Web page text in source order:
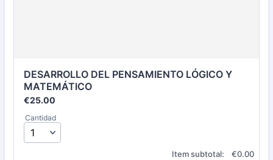
DESARROLLO DEL PENSAMIENTO LÓGICO Y
MATEMÁTICO
€25.00
€25.00
Cantidad
Item subtotal: €0.00
€0.00